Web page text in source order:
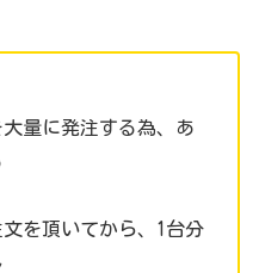
量に発注する為、あ
を頂いてから、1台分